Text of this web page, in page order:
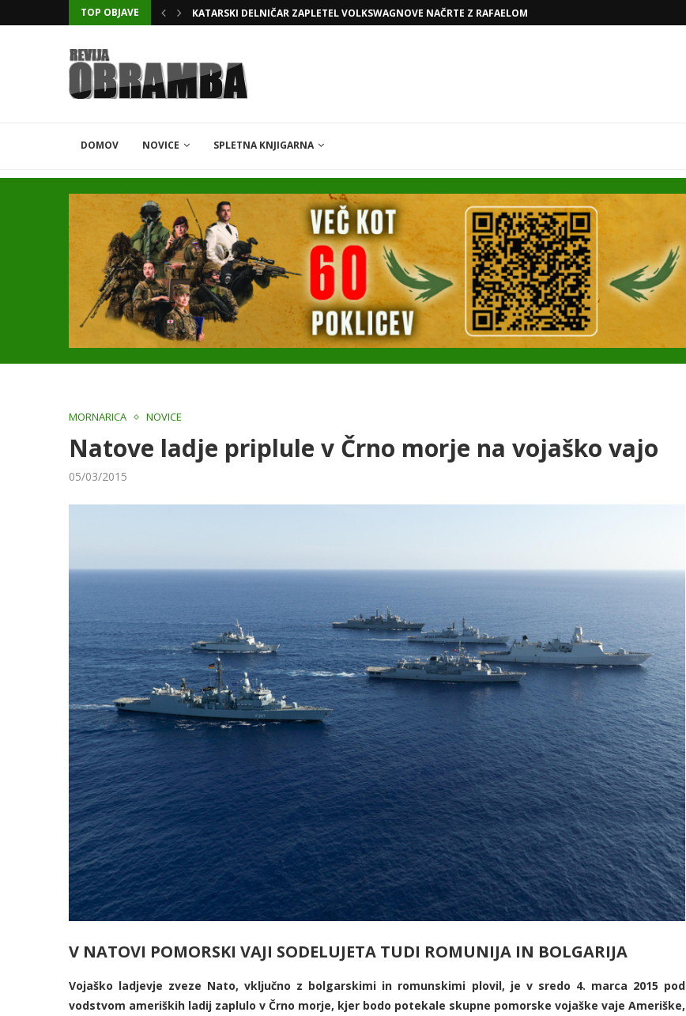
TOP OBJAVE VODJA UKROBORONPROMA HERMAN SMETANIN ODSTOPIL
DOMOV NOVICE SPLETNA KNJIGARNA
MORNARICA NOVICE
Natove ladje priplule v Črno morje na vojaško vajo
05/03/2015
V NATOVI POMORSKI VAJI SODELUJETA TUDI ROMUNIJA IN BOLGARIJA
Vojaško ladjevje zveze Nato, vključno z bolgarskimi in romunskimi plovil, je v sredo 4. marca 2015 pod
vodstvom ameriških ladij zaplulo v Črno morje, kjer bodo potekale skupne pomorske vojaške vaje Ameriške,